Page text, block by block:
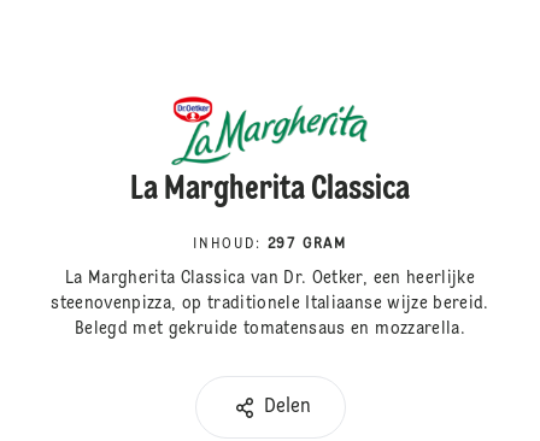
La Margherita Classica
INHOUD : 297 GRAM
La Margherita Classica van Dr. Oetker, een heerlijke
steenovenpizza, op traditionele Italiaanse wijze bereid.
Belegd met gekruide tomatensaus en mozzarella.
Delen